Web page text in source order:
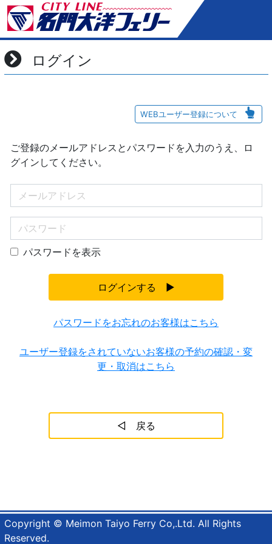
ログイン
WEBユーザー登録について
ご登録のメールアドレスとパスワードを入力のうえ、ロ
グインしてください。
パスワードを表示
パスワードをお忘れのお客様はこちら
ユーザー登録をされていないお客様の予約の確認・変
更・取消はこちら
Copyright © Meimon Taiyo Ferry Co,.Ltd. All Rights
Reserved.